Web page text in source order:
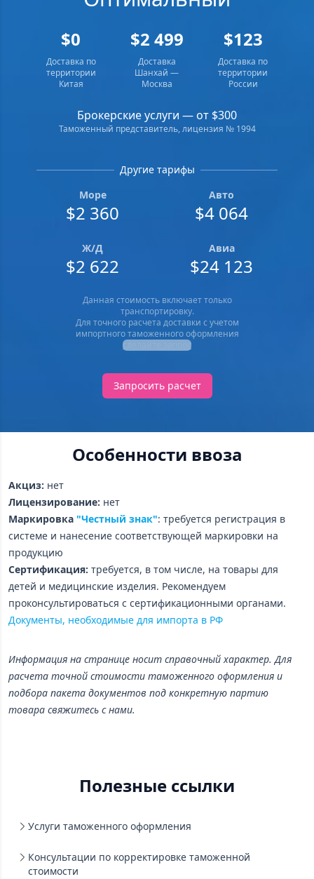
$0
Доставка по
территории
Китая
$2 499
Доставка
Шанхай —
Москва
$123
Доставка по
территории
России
Брокерские услуги — от $300
Таможенный представитель, лицензия № 1994
Другие тарифы
Море
$2 360
Авто
$4 064
Ж/Д
$2 622
Авиа
$24 123
Данная стоимость включает только
транспортировку.
Для точного расчета доставки с учетом
импортного таможенного оформления
сделайте запрос
Запросить расчет
Особенности ввоза
Акциз: нет
Лицензирование: нет
Маркировка "Честный знак": требуется регистрация в
системе и нанесение соответствующей маркировки на
продукцию
Сертификация: требуется, в том числе, на товары для
детей и медицинские изделия. Рекомендуем
проконсультироваться с сертификационными органами.
Документы, необходимые для импорта в РФ
Информация на странице носит справочный характер. Для
расчета точной стоимости таможенного оформления и
подбора пакета документов под конкретную партию
товара свяжитесь с нами.
Полезные ссылки
Услуги таможенного оформления
Консультации по корректировке таможенной
стоимости